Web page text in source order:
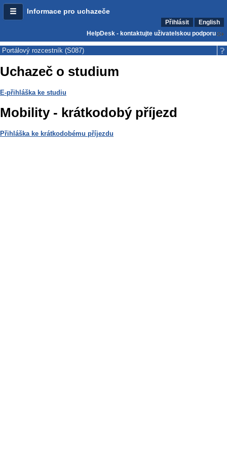
Informace pro uchazeče
Přihlásit
English
HelpDesk - kontaktujte uživatelskou podporu
Portálový rozcestník (S087)
Uchazeč o studium
E-přihláška ke studiu
Mobility - krátkodobý příjezd
Přihláška ke krátkodobému příjezdu